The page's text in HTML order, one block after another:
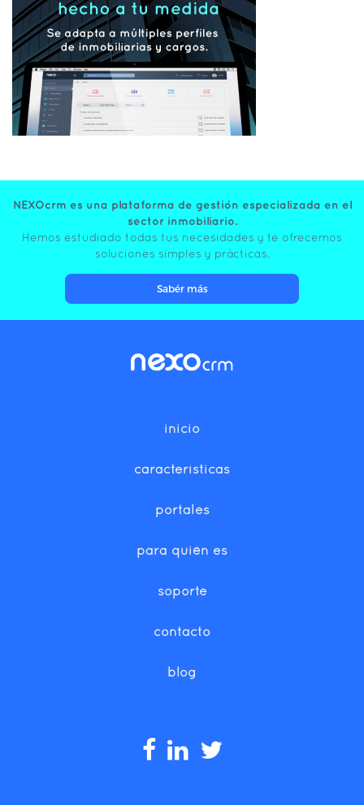
NEXOcrm es una plataforma de gestión especializada en el
sector inmobiliario.
Hemos estudiado todas tus necesidades y te ofrecemos
soluciones simples y prácticas.
Sabér más
inicio
características
portales
para quién es
soporte
contacto
blog